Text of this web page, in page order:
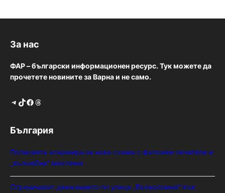
За нас
ФАР – български информационен ресурс. Тук можете да
прочетете новините за Варна и не само.
Telegram TikTok Facebook Threads
България
Полицията алармира за нова схема с фалшиви лечители и
„вълшебни“ мехлеми
Ограничават движението по улица „Вълноломна“ във